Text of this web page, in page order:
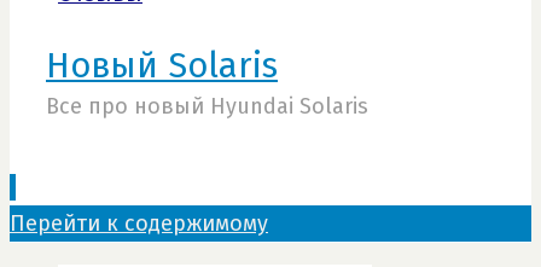
Новый Solaris
Все про новый Hyundai Solaris
Перейти к содержимому